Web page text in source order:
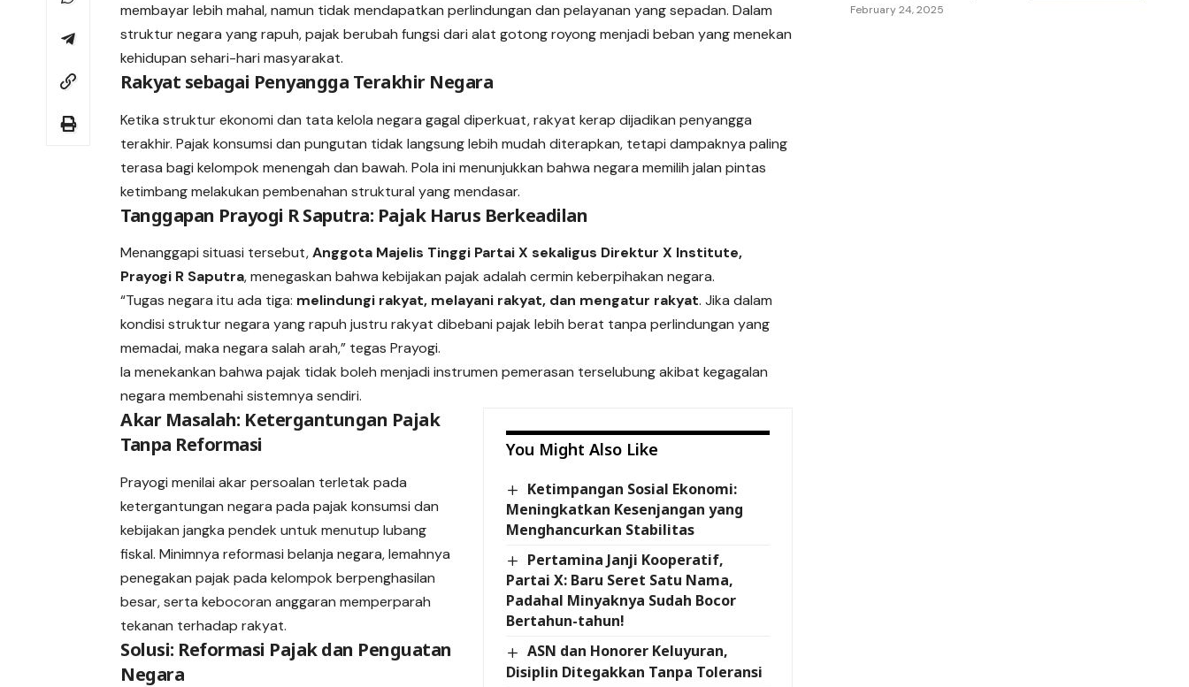
membayar lebih mahal, namun tidak mendapatkan perlindungan dan pelayanan yang sepadan. Dalam
struktur negara yang rapuh, pajak berubah fungsi dari alat gotong royong menjadi beban yang menekan
kehidupan sehari-hari masyarakat.
Rakyat sebagai Penyangga Terakhir Negara
Ketika struktur ekonomi dan tata kelola negara gagal diperkuat, rakyat kerap dijadikan penyangga
terakhir. Pajak konsumsi dan pungutan tidak langsung lebih mudah diterapkan, tetapi dampaknya paling
terasa bagi kelompok menengah dan bawah. Pola ini menunjukkan bahwa negara memilih jalan pintas
ketimbang melakukan pembenahan struktural yang mendasar.
Tanggapan Prayogi R Saputra: Pajak Harus Berkeadilan
Menanggapi situasi tersebut,Anggota Majelis Tinggi Partai X sekaligus Direktur X Institute,
Prayogi R Saputra, menegaskan bahwa kebijakan pajak adalah cermin keberpihakan negara.
“Tugas negara itu ada tiga: melindungi rakyat, melayani rakyat, dan mengatur rakyat. Jika dalam
kondisi struktur negara yang rapuh justru rakyat dibebani pajak lebih berat tanpa perlindungan yang
memadai, maka negara salah arah,” tegas Prayogi.
Ia menekankan bahwa pajak tidak boleh menjadi instrumen pemerasan terselubung akibat kegagalan
negara membenahi sistemnya sendiri.
You Might Also Like
Ketimpangan Sosial Ekonomi:
Meningkatkan Kesenjangan yang
Menghancurkan Stabilitas
Pertamina Janji Kooperatif,
Partai X: Baru Seret Satu Nama,
Padahal Minyaknya Sudah Bocor
Bertahun-tahun!
ASN dan Honorer Keluyuran,
Disiplin Ditegakkan Tanpa Toleransi
Akar Masalah: Ketergantungan Pajak
Tanpa Reformasi
Prayogi menilai akar persoalan terletak pada
ketergantungan negara pada pajak konsumsi dan
kebijakan jangka pendek untuk menutup lubang
fiskal. Minimnya reformasi belanja negara, lemahnya
penegakan pajak pada kelompok berpenghasilan
besar, serta kebocoran anggaran memperparah
tekanan terhadap rakyat.
Solusi: Reformasi Pajak dan Penguatan
Negara
February 24, 2025